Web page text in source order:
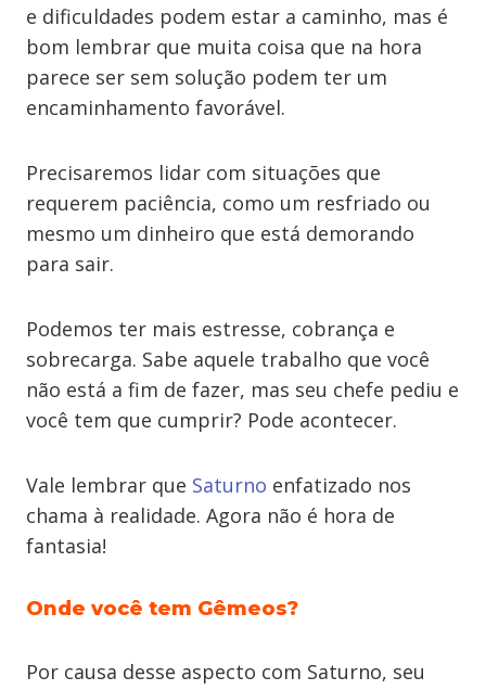
e dificuldades podem estar a caminho, mas é
bom lembrar que muita coisa que na hora
parece ser sem solução podem ter um
encaminhamento favorável.
Precisaremos lidar com situações que
requerem paciência, como um resfriado ou
mesmo um dinheiro que está demorando
para sair.
Podemos ter mais estresse, cobrança e
sobrecarga. Sabe aquele trabalho que você
não está a fim de fazer, mas seu chefe pediu e
você tem que cumprir? Pode acontecer.
Vale lembrar que Saturno enfatizado nos
chama à realidade. Agora não é hora de
fantasia!
Onde você tem Gêmeos?
Por causa desse aspecto com Saturno, seu